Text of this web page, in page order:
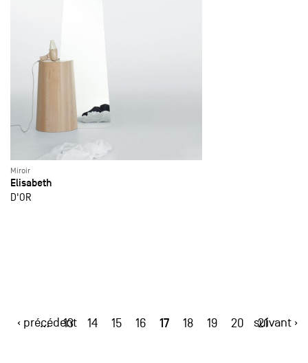
Miroir
Elisabeth
D'OR
‹ précédent
… 13 14 15 16 17 18 19 20 21
suivant ›